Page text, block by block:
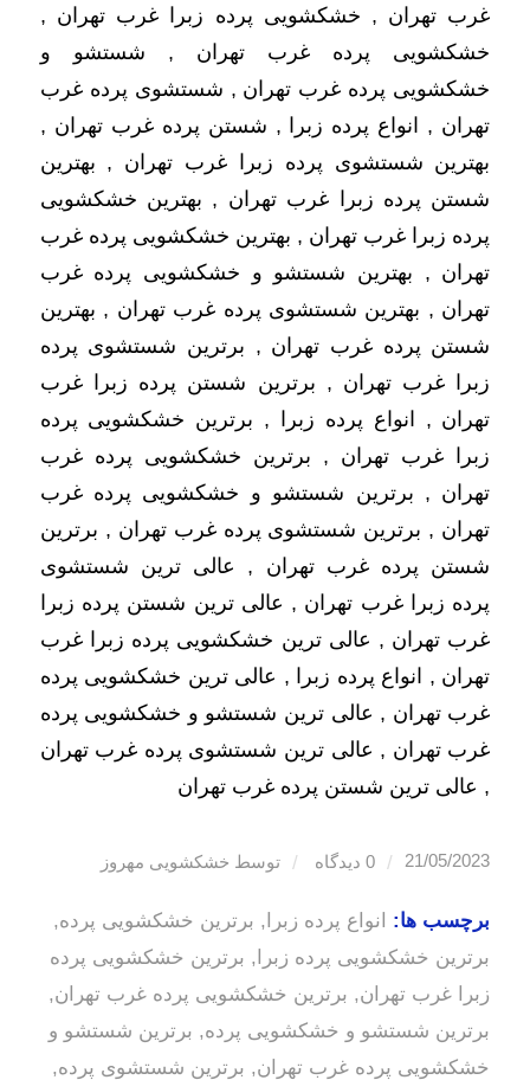
غرب تهران , خشکشویی پرده زبرا غرب تهران ,
خشکشویی پرده غرب تهران , شستشو و
خشکشویی پرده غرب تهران , شستشوی پرده غرب
تهران , انواع پرده زبرا , شستن پرده غرب تهران ,
بهترین شستشوی پرده زبرا غرب تهران , بهترین
شستن پرده زبرا غرب تهران , بهترین خشکشویی
پرده زبرا غرب تهران , بهترین خشکشویی پرده غرب
تهران , بهترین شستشو و خشکشویی پرده غرب
تهران , بهترین شستشوی پرده غرب تهران , بهترین
شستن پرده غرب تهران , برترین شستشوی پرده
زبرا غرب تهران , برترین شستن پرده زبرا غرب
تهران , انواع پرده زبرا , برترین خشکشویی پرده
زبرا غرب تهران , برترین خشکشویی پرده غرب
تهران , برترین شستشو و خشکشویی پرده غرب
تهران , برترین شستشوی پرده غرب تهران , برترین
شستن پرده غرب تهران , عالی ترین شستشوی
پرده زبرا غرب تهران , عالی ترین شستن پرده زبرا
غرب تهران , عالی ترین خشکشویی پرده زبرا غرب
تهران , انواع پرده زبرا , عالی ترین خشکشویی پرده
غرب تهران , عالی ترین شستشو و خشکشویی پرده
غرب تهران , عالی ترین شستشوی پرده غرب تهران
, عالی ترین شستن پرده غرب تهران
21/05/2023
/ 0 دیدگاه / توسط خشکشویی مهروز
برچسب ها: انواع پرده زبرا , برترین خشکشویی پرده,
برترین خشکشویی پرده زبرا
, برترین خشکشویی پرده
زبرا غرب تهران, برترین خشکشویی پرده غرب تهران,
برترین شستشو و خشکشویی پرده, برترین شستشو و
خشکشویی پرده غرب تهران, برترین شستشوی پرده,